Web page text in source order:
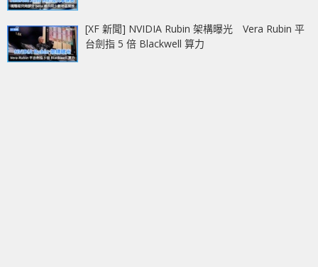
[XF 新聞] NVIDIA Rubin 架構曝光 Vera Rubin 平
台劍指 5 倍 Blackwell 算力